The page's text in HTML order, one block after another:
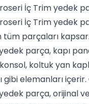
İç Trim yedek
İç Trim yedek
tüm parçaları
parça, kapı
koltuk yan
elemanları
parça, orijinal